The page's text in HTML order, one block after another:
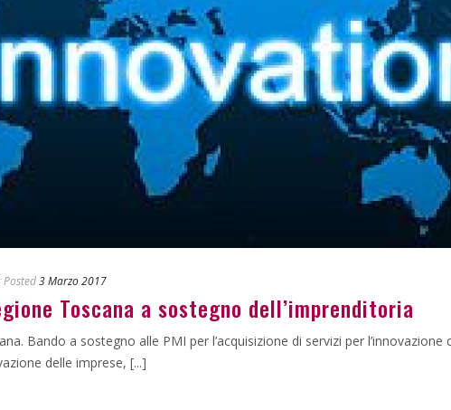
Posted3 Marzo 2017
Toscana a sostegno dell’imprenditoria
Bando a sostegno alle PMI per l’acquisizione di servizi per l’innovazione
delle imprese, [...]